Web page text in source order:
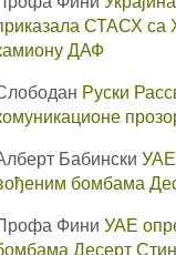
СТАСХ са
ДАФ
Руски
Бабински
бомбама
Фини УАЕ
Десерт